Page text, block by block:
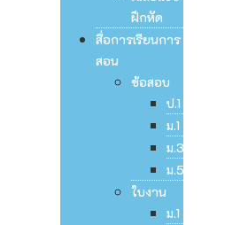
ฝึกหัด
สื่อการเรียนการ
สอน
ข้อสอบ
ป.1
ม.1
ม.3
ม.5
ใบงาน
ม.1